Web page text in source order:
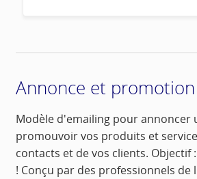
Annonce et promotion
Modèle d'emailing pour annoncer
promouvoir vos produits et
contacts et de vos clients. Objectif
! Conçu par des professionnels